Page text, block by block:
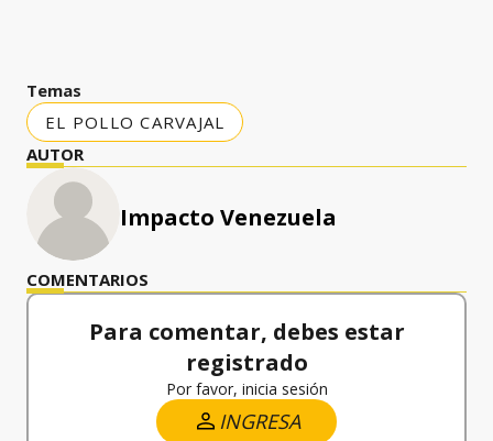
Temas
EL POLLO CARVAJAL
AUTOR
Impacto Venezuela
COMENTARIOS
Para comentar, debes estar
registrado
Por favor, inicia sesión
INGRESA